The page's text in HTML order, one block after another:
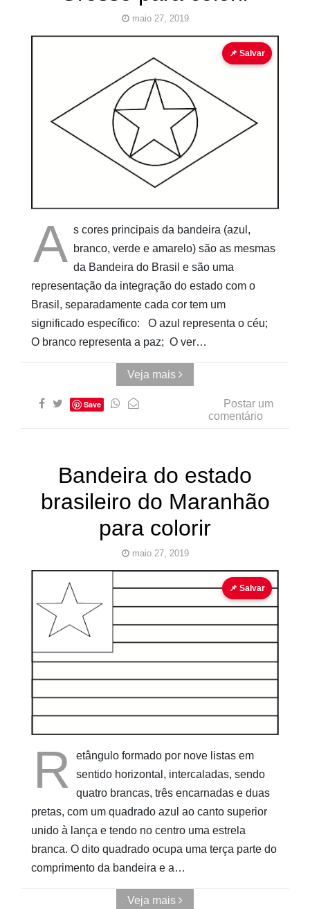
maio 27, 2019
📌 Salvar
A s cores principais da bandeira (azul,
branco, verde e amarelo) são as mesmas
da Bandeira do Brasil e são uma
representação da integração do estado com o
Brasil, separadamente cada cor tem um
significado específico: O azul representa o céu;
O branco representa a paz; O ver…
Veja mais
Save
Postar um
comentário
Bandeira do estado
brasileiro do Maranhão
para colorir
maio 27, 2019
bandeira bandeira para colorir
Pinturas
do
AUwe
📌 Salvar
R
etângulo formado por nove listas em
sentido horizontal, intercaladas, sendo
quatro brancas, três encarnadas e duas
pretas, com um quadrado azul ao canto superior
unido à lança e tendo no centro uma estrela
branca. O dito quadrado ocupa uma terça parte do
comprimento da bandeira e a…
Veja mais